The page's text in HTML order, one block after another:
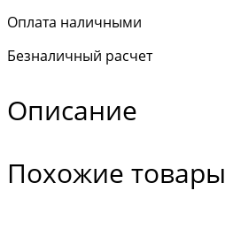
Оплата наличными
Безналичный расчет
Описание
Похожие товары